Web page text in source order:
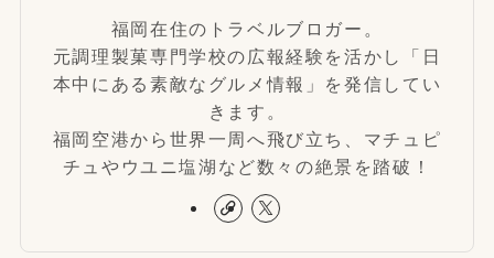
福岡在住のトラベルブロガー。
元調理製菓専門学校の広報経験を活かし「日
本中にある素敵なグルメ情報」を発信してい
きます。
福岡空港から世界一周へ飛び立ち、マチュピ
チュやウユニ塩湖など数々の絶景を踏破！